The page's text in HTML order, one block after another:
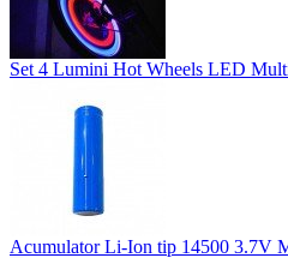
Set 4 Lumini Hot Wheels LED
Acumulator Li-Ion tip 14500 3.7V